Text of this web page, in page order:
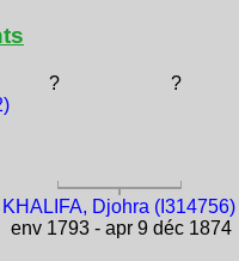
? ?
KHALIFA, Djohra (I314756)
env 1793 - apr 9 déc 1874